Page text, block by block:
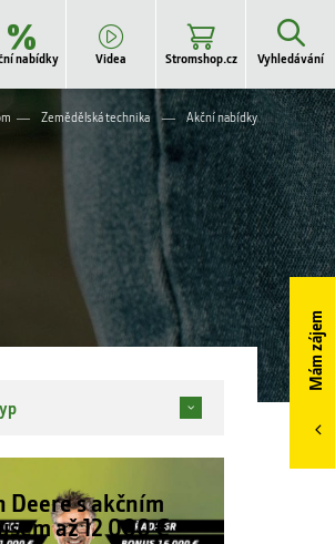
nabídky Videa Stromshop.cz
STROM B2B -
Pneumatiky
STROM B2B -
Náhradní díly
Vyhledávání
Zemědělská technika Akční nabídky
Deere s akčním
až 12 000 €
Mám zájem